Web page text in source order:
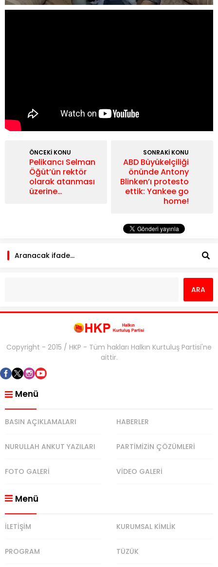
ÖNCEKİ KONU
Pelikancı Selman
Öğüt’ün rektör
olarak atanması
üzerine…
SONRAKİ KONU
ABD Büyükelçiliği
önünde Antony
Blinken’ı protesto
ettik: Yankee go
home!
Copyright - 2015 / HKP - Tüm hakları Halkın Kurtuluş Partisi'ne
aittir.
Menü
BASIN AÇIKLAMALARI HABERLER
NURULLAH ANKUT YAZILARI PARTİMİZİN ÇÖZÜMLERİ
FOTO GALERİ VİDEO GALERİ
Menü
İLETİŞİM KURUMSAL KİMLİK
PROGRAM TÜZÜK